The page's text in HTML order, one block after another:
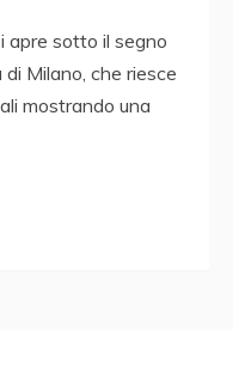
apre sotto il segno
di Milano, che riesce
mostrando una